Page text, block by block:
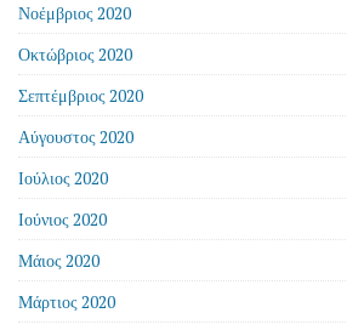
Νοέμβριος 2020
Οκτώβριος 2020
Σεπτέμβριος 2020
Αύγουστος 2020
Ιούλιος 2020
Ιούνιος 2020
Μάιος 2020
Μάρτιος 2020